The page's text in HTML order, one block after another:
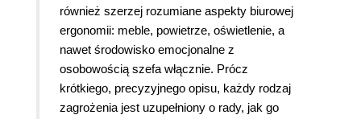
również szerzej rozumiane aspekty biurowej
ergonomii: meble, powietrze, oświetlenie, a
nawet środowisko emocjonalne z
osobowością szefa włącznie. Prócz
krótkiego, precyzyjnego opisu, każdy rodzaj
zagrożenia jest uzupełniony o rady, jak go